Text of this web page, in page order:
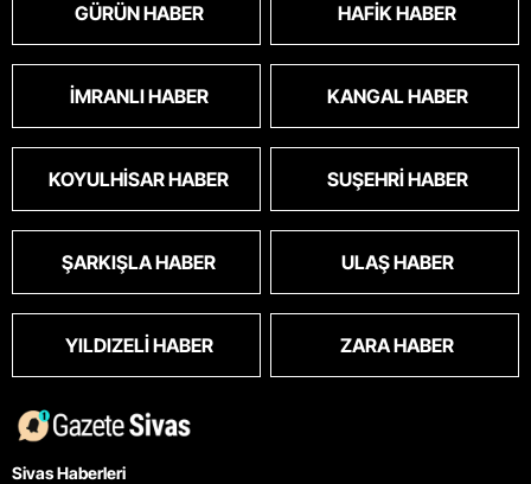
GÜRÜN HABER HAFIK HABER
İMRANLI HABER KANGAL HABER
KOYULHISAR HABER SUŞEHRI HABER
ŞARKIŞLA HABER ULAŞ HABER
YILDIZELI HABER ZARA HABER
Sivas Haberleri